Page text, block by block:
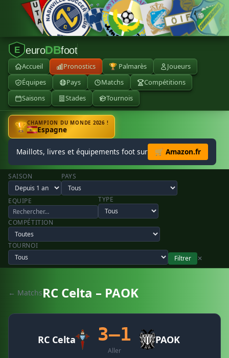
E euroDBfoot
Accueil Pronostics 🏆 Palmarès
Joueurs
Équipes
Pays Matchs
Compétitions
Saisons
Stades Tournois
🏆CHAMPION DU MONDE 2026 !
Espagne
Maillots, livres et équipements foot sur 🛒 Amazon.fr
SAISON PAYS
EQUIPE TYPE
COMPÉTITION
TOURNOI
Filtrer
✕
← MatchsRC Celta – PAOK
RC Celta 3–1
Aller
PAOK